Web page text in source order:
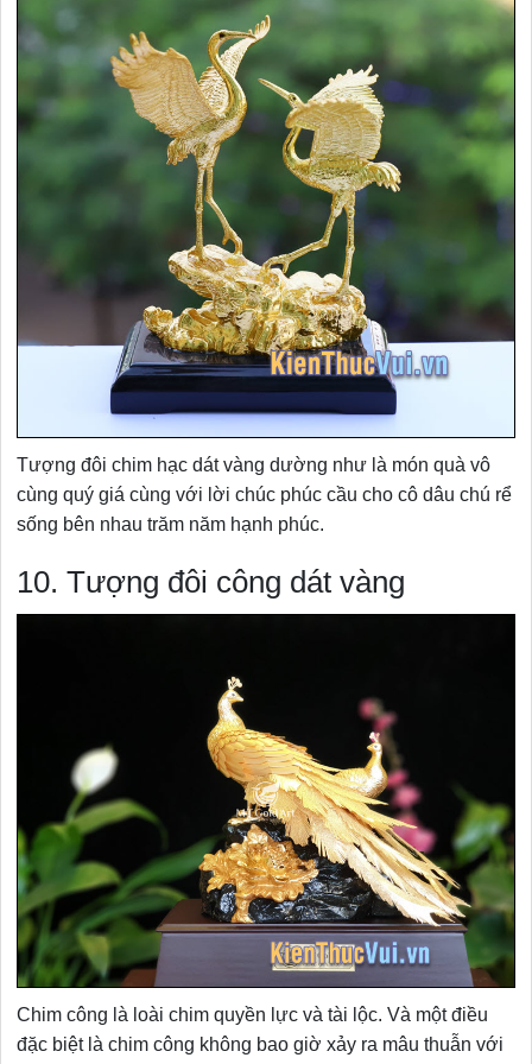
Tượng đôi chim hạc dát vàng dường như là món quà vô
cùng quý giá cùng với lời chúc phúc cầu cho cô dâu chú rể
sống bên nhau trăm năm hạnh phúc.
10. Tượng đôi công dát vàng
Chim công là loài chim quyền lực và tài lộc. Và một điều
đặc biệt là chim công không bao giờ xảy ra mâu thuẫn với